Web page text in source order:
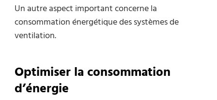
Un autre aspect important concerne la
consommation énergétique des systèmes de
ventilation.
Optimiser la consommation
d’énergie